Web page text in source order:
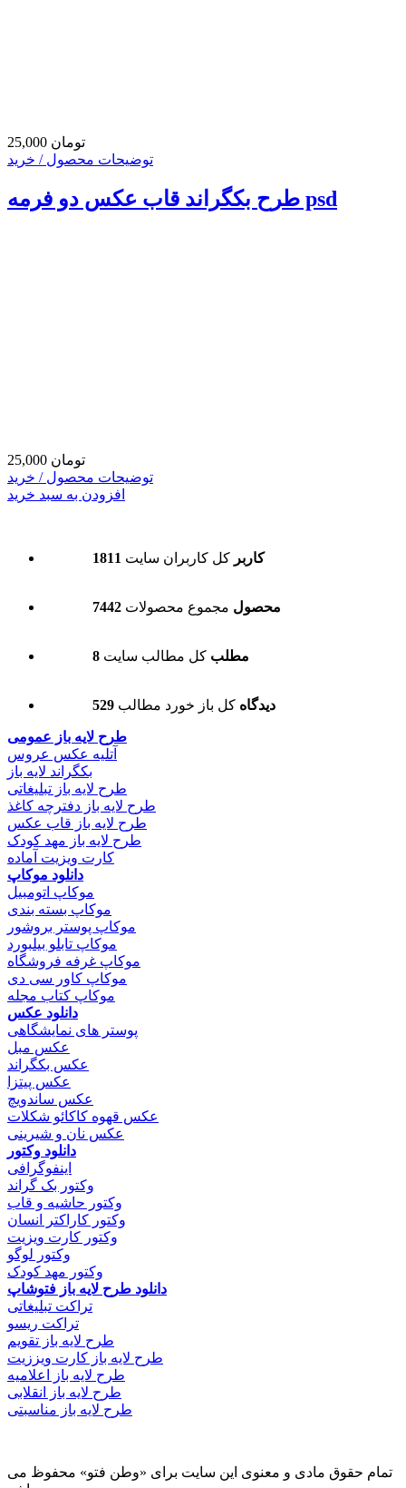
25,000 تومان
توضیحات محصول / خرید
طرح بکگراند قاب عکس دو فرمه psd
25,000 تومان
توضیحات محصول / خرید
افزودن به سبد خرید
1811 کاربر کل کاربران سایت
7442 محصول مجموع محصولات
8 مطلب کل مطالب سایت
529 دیدگاه کل باز خورد مطالب
طرح لایه باز عمومی
آتلیه عکس عروس
بکگراند لایه باز
طرح لایه باز تبلیغاتی
طرح لایه باز دفترچه کاغذ
طرح لایه باز قاب عکس
طرح لایه باز مهد کودک
کارت ویزیت آماده
دانلود موکاپ
موکاپ اتومبیل
موکاپ بسته بندی
موکاپ پوستر بروشور
موکاپ تابلو بیلبورد
موکاپ غرفه فروشگاه
موکاپ کاور سی دی
موکاپ کتاب مجله
دانلود عکس
پوستر های نمایشگاهی
عکس مبل
عکس بکگراند
عکس پیتزا
عکس ساندویچ
عکس قهوه کاکائو شکلات
عکس نان و شیرینی
دانلود وکتور
اینفوگرافی
وکتور بک گراند
وکتور حاشیه و قاب
وکتور کاراکتر انسان
وکتور کارت ویزیت
وکتور لوگو
وکتور مهد کودک
دانلود طرح لایه باز فتوشاپ
تراکت تبلیغاتی
تراکت ریسو
طرح لایه باز تقویم
طرح لایه باز کارت ویززیت
طرح لایه باز اعلامیه
طرح لایه باز انقلابی
طرح لایه باز مناسبتی
تمام حقوق مادی و معنوی این سایت برای «وطن فتو» محفوظ می